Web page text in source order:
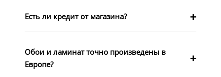
Есть ли кредит от магазина?
Обои и ламинат точно произведены в
Европе?